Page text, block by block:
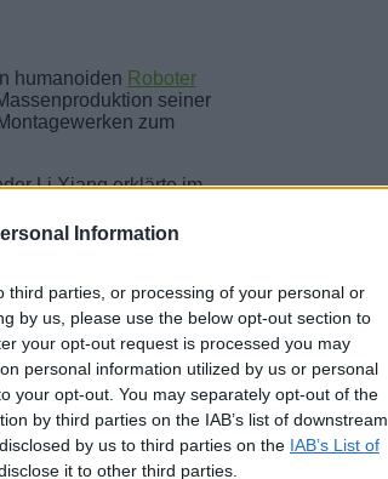
Information
parties, or processing of your personal or
by us, please use the below opt-out section to
your opt-out request is processed you may
personal information utilized by us or personal
your opt-out. You may separately opt-out of the
by third parties on the IAB’s list of downstream
by us to third parties on the IAB’s List of
it to other third parties.
humanoiden Roboter
seiner
zum
Li Xiang erklärte im
Robotik
der technologischen
lassen sich leicht